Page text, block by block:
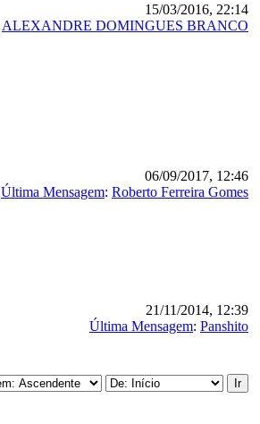
15/03/2016, 22:14
ALEXANDRE DOMINGUES BRANCO
06/09/2017, 12:46
Última Mensagem: Roberto Ferreira Gomes
21/11/2014, 12:39
Última Mensagem: Panshito